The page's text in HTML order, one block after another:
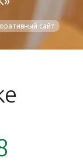
сайт